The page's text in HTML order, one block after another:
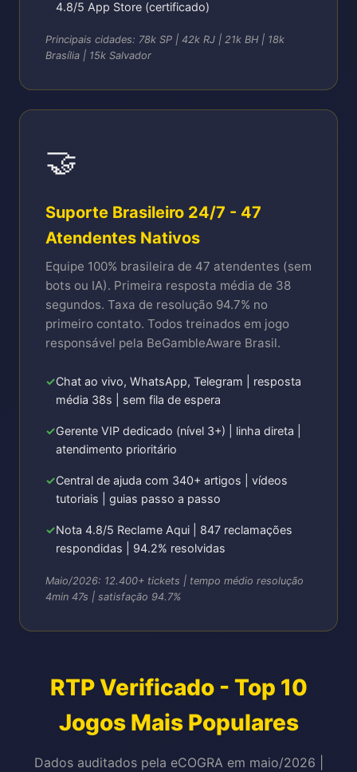
4.8/5 App Store (certificado)
Principais cidades: 78k SP | 42k RJ | 21k BH | 18k
Brasília | 15k Salvador
🤝
Suporte Brasileiro 24/7 - 47
Atendentes Nativos
Equipe 100% brasileira de 47 atendentes (sem
bots ou IA). Primeira resposta média de 38
segundos. Taxa de resolução 94.7% no
primeiro contato. Todos treinados em jogo
responsável pela BeGambleAware Brasil.
Chat ao vivo, WhatsApp, Telegram | resposta
média 38s | sem fila de espera
Gerente VIP dedicado (nível 3+) | linha direta |
atendimento prioritário
Central de ajuda com 340+ artigos | vídeos
tutoriais | guias passo a passo
Nota 4.8/5 Reclame Aqui | 847 reclamações
respondidas | 94.2% resolvidas
Maio/2026: 12.400+ tickets | tempo médio resolução
4min 47s | satisfação 94.7%
RTP Verificado - Top 10
Jogos Mais Populares
Dados auditados pela eCOGRA em maio/2026 |